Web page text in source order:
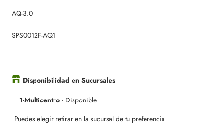
AQ-3.0
SPS0012F-AQ1
Disponibilidad en Sucursales
1-Multicentro - Disponible
Puedes elegir retirar en la sucursal de tu preferencia